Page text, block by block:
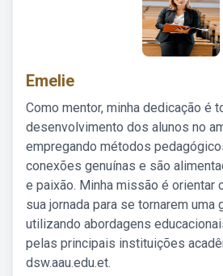
Emelie
Como mentor, minha dedicação é
desenvolvimento dos alunos no
empregando métodos
conexões genuínas e são
e paixão. Minha missão é orientar
sua jornada para se tornarem uma
utilizando abordagens
pelas principais instituições
dsw.aau.edu.et.